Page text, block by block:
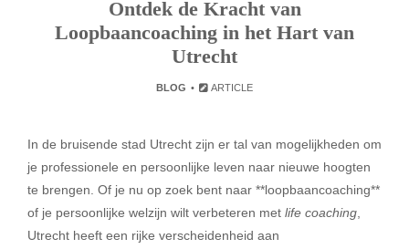
Ontdek de Kracht van
Loopbaancoaching in het Hart van
Utrecht
BLOG ARTICLE
In de bruisende stad Utrecht zijn er tal van mogelijkheden om
je professionele en persoonlijke leven naar nieuwe hoogten
te brengen. Of je nu op zoek bent naar **loopbaancoaching**
of je persoonlijke welzijn wilt verbeteren met life coaching
Utrecht heeft een rijke verscheidenheid aan